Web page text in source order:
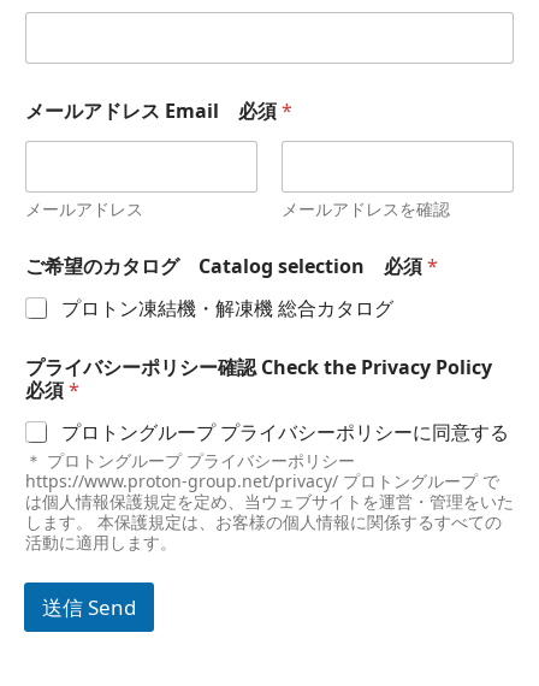
e
o
p
a
n
必
*
メールアドレス Email 必須*
メールアドレス メールアドレスを確認
ご希望のカタログ Catalog selection 必須*
プロトン凍結機・解凍機 総合カタログ
プライバシーポリシー確認 Check the Privacy Policy
必須*
プロトングループ プライバシーポリシーに同意する
＊ プロトングループ プライバシーポリシー
https://www.proton-group.net/privacy/ プロトングループ で
は個人情報保護規定を定め、当ウェブサイトを運営・管理をいた
します。 本保護規定は、お客様の個人情報に関係するすべての
活動に適用します。
送信 Send